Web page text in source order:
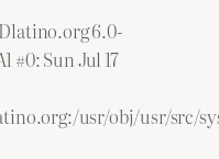
6.0-
#0: Sun Jul 17
usr/obj/usr/src/